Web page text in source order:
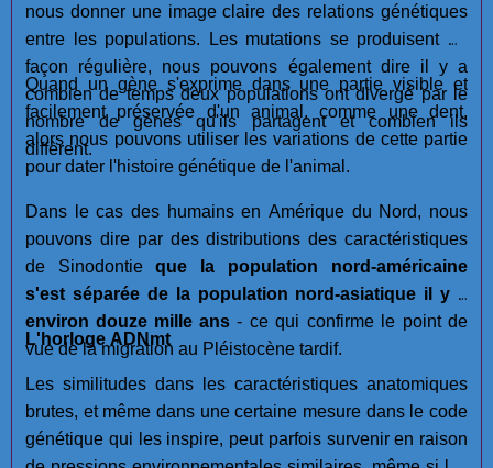
nous donner une image claire des relations génétiques
entre les populations. Les mutations se produisent de
façon régulière, nous pouvons également dire il y a
combien de temps deux populations ont divergé par le
nombre de gènes qu'ils partagent et combien ils
diffèrent.
Quand un gène s'exprime dans une partie visible et
facilement préservée d'un animal, comme une dent,
alors nous pouvons utiliser les variations de cette partie
pour dater l'histoire génétique de l'animal.
Dans le cas des humains en Amérique du Nord, nous
pouvons dire par des distributions des caractéristiques
de Sinodontie que la population nord-américaine
s'est séparée de la population nord-asiatique il y a
environ douze mille ans - ce qui confirme le point de
vue de la migration au Pléistocène tardif.
L'horloge ADNmt
Les similitudes dans les caractéristiques anatomiques
brutes, et même dans une certaine mesure dans le code
génétique qui les inspire, peut parfois survenir en raison